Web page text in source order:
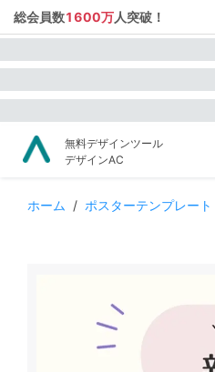
総会員数1600万人突破！
無料デザインツール
デザインAC
ホーム / ポスターテンプレート